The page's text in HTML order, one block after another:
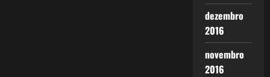
dezembro
2016
novembro
2016